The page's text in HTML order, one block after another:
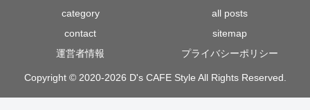
category
all posts
contact
sitemap
運営者情報
プライバシーポリシー
Copyright © 2020-2026 D's CAFE Style All Rights Reserved.